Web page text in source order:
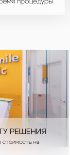
процедуры.
РЕШЕНИЯ
стоимость на